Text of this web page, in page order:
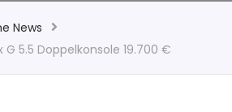
News
5.5 Doppelkonsole 19.700 €